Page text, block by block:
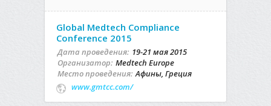
Global Medtech Compliance
Conference 2015
Дата проведения: 19-21 мая 2015
Организатор: Medtech Europe
Место проведения: Афины, Греция
www.gmtcc.com/